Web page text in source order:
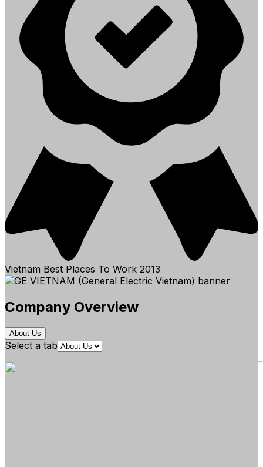
Vietnam Best Places To Work 2013
Company Overview
About Us
Select a tab